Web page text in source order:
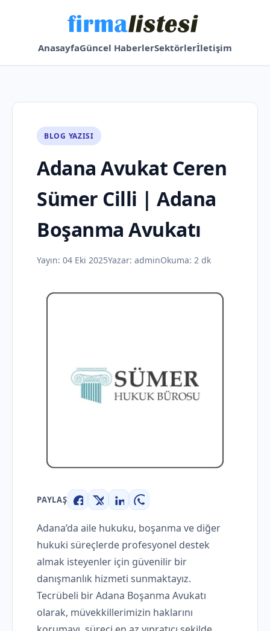
AnasayfaGüncel HaberlerSektörlerİletişim
BLOG YAZISI
Adana Avukat Ceren
Sümer Cilli | Adana
Boşanma Avukatı
Yayın: 04 Eki 2025Yazar: adminOkuma: 2 dk
PAYLAŞ
Facebook
X LinkedInWhatsApp
Adana’da aile hukuku, boşanma ve diğer
hukuki süreçlerde profesyonel destek
almak isteyenler için güvenilir bir
danışmanlık hizmeti sunmaktayız.
Tecrübeli bir Adana Boşanma Avukatı
olarak, müvekkillerimizin haklarını